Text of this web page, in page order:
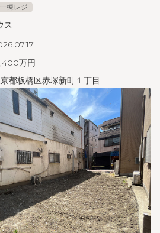
ス
万円
都板橋区赤塚新町１丁目
棟レジ